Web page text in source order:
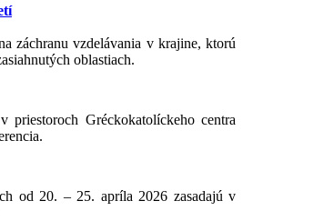
záchranu vzdelávania v krajine, ktorú
oblastiach.
Gréckokatolíckeho centra
od 20. – 25. apríla 2026 zasadajú v